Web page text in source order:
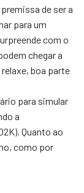
de ser a
para um
com o
chegar a
boa parte
para simular
a
Quanto ao
como por